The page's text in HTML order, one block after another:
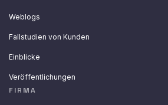
Weblogs
Fallstudien von Kunden
Einblicke
Veröffentlichungen
FIRMA